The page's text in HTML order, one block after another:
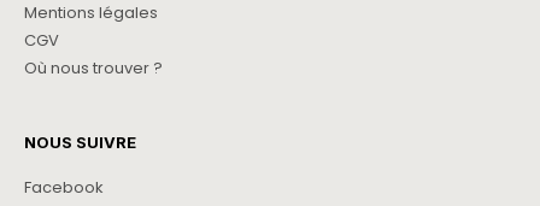
Mentions légales
CGV
Où nous trouver ?
NOUS SUIVRE
Facebook